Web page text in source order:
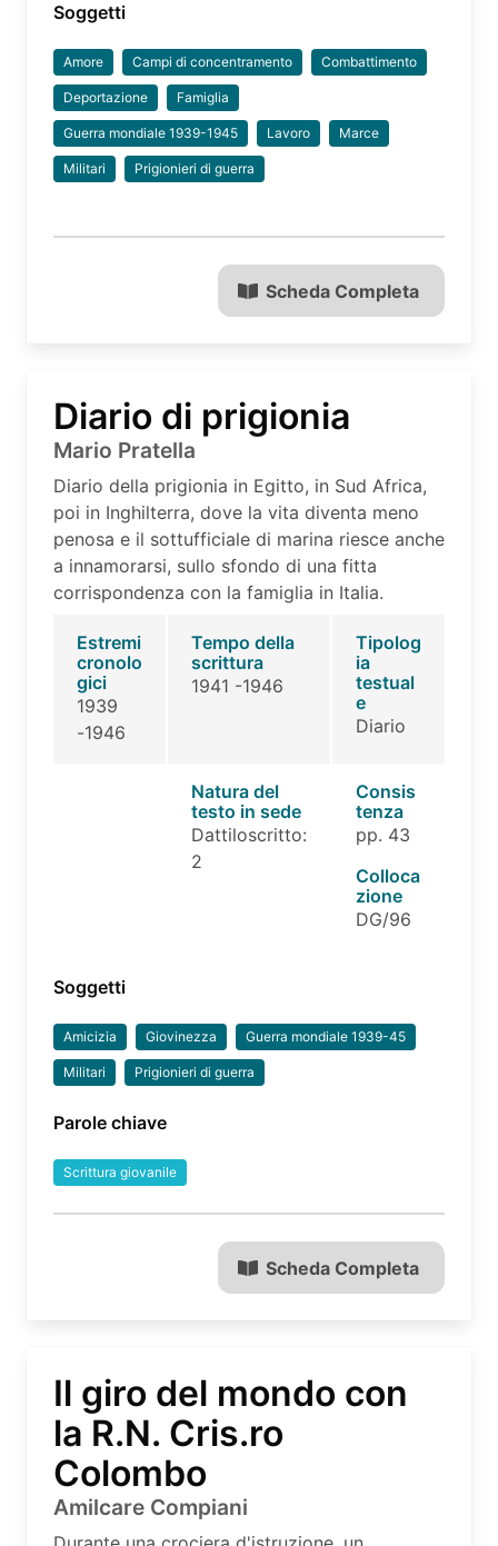
Soggetti
Amore Campi di concentramento Combattimento
Deportazione Famiglia
Guerra mondiale 1939-1945 Lavoro Marce
Militari Prigionieri di guerra
Scheda Completa
Diario di prigionia
Mario Pratella
Diario della prigionia in Egitto, in Sud Africa,
poi in Inghilterra, dove la vita diventa meno
penosa e il sottufficiale di marina riesce anche
a innamorarsi, sullo sfondo di una fitta
corrispondenza con la famiglia in Italia.
Estremi
cronolo
gici
1939
-1946
Tempo della
scrittura
1941 -1946
Tipolog
ia
testual
e
Diario
Natura del
testo in sede
Dattiloscritto:
2
Consis
tenza
pp. 43
Colloca
zione
DG/96
Soggetti
Amicizia Giovinezza Guerra mondiale 1939-45
Militari Prigionieri di guerra
Parole chiave
Scrittura giovanile
Scheda Completa
Il giro del mondo con
la R.N. Cris.ro
Colombo
Amilcare Compiani